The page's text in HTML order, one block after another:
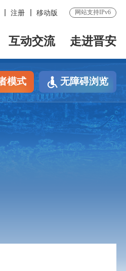
注册 移动版 网站支持IPv6
互动交流 走进晋安
模式 无障碍浏览